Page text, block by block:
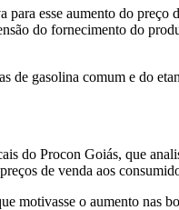
esse aumento do
do fornecimento do
de gasolina comum e do
do Procon Goiás, que
de venda aos
motivasse o aumento